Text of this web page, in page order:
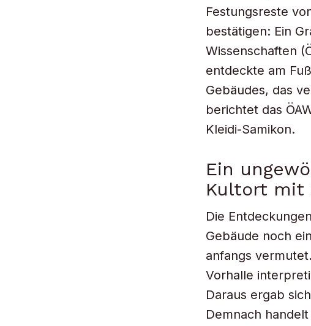
Festungsreste
bestätigen: Ein
Wissenschaften
entdeckte am
Gebäudes, das
berichtet das
Kleidi-Samikon.
Ein
Kultort mit
Die
Gebäude noch
anfangs
Vorhalle
Daraus ergab
Demnach